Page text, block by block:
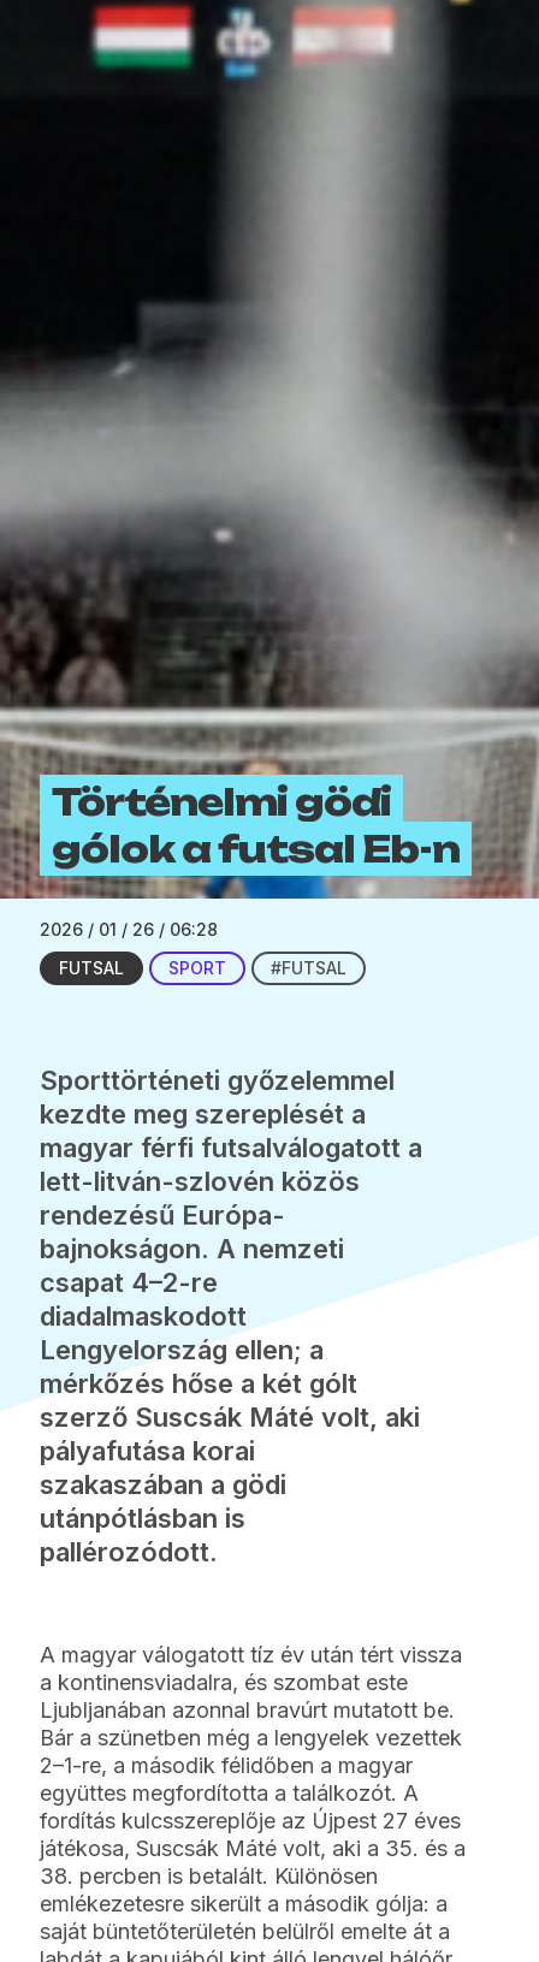
Történelmi gödi
gólok a futsal Eb-n
2026 / 01 / 26 / 06:28
FUTSAL
SPORT #FUTSAL
Sporttörténeti győzelemmel
kezdte meg szereplését a
magyar férfi futsalválogatott a
lett-litván-szlovén közös
rendezésű Európa-
bajnokságon. A nemzeti
csapat 4–2-re
diadalmaskodott
Lengyelország ellen; a
mérkőzés hőse a két gólt
szerző Suscsák Máté volt, aki
pályafutása korai
szakaszában a gödi
utánpótlásban is
pallérozódott.
A magyar válogatott tíz év után tért vissza
a kontinensviadalra, és szombat este
Ljubljanában azonnal bravúrt mutatott be.
Bár a szünetben még a lengyelek vezettek
2–1-re, a második félidőben a magyar
együttes megfordította a találkozót. A
fordítás kulcsszereplője az Újpest 27 éves
játékosa, Suscsák Máté volt, aki a 35. és a
38. percben is betalált. Különösen
emlékezetesre sikerült a második gólja: a
saját büntetőterületén belülről emelte át a